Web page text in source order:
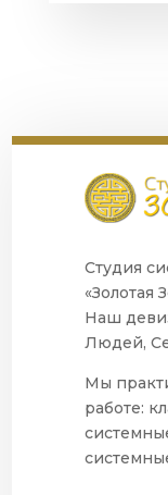
Студия
«Золотая
Наш
Людей,
Мы
работе: